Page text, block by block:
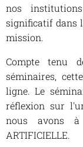
nos
significatif dans
mission.
Compte tenu
séminaires,
ligne. Le
réflexion sur
nous avons à
ARTIFICIELLE.